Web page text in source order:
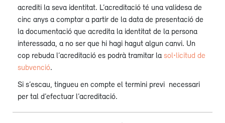
acrediti la seva identitat. L’acreditació té una validesa de
cinc anys a comptar a partir de la data de presentació de
la documentació que acredita la identitat de la persona
interessada, a no ser que hi hagi hagut algun canvi. Un
cop rebuda l’acreditació es podrà tramitar la sol•licitud de
subvenció.
Si s’escau, tingueu en compte el termini previ necessari
per tal d’efectuar l’acreditació.